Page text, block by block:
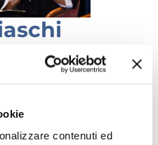
contenuti ed
“Forum Terzo
and resident in the